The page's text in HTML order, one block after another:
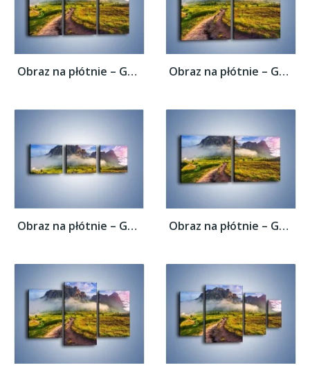
Obraz na płótnie – Góry ubrane w mgłę –... Obraz na płótnie – Góry ubrane w mgłę –...
Obraz na płótnie – Góry ubrane w mgłę –... Obraz na płótnie – Góry ubrane w mgłę –...